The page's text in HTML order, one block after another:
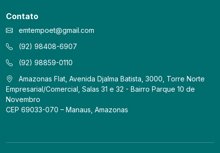
Contato
emtempoet@gmail.com
(92) 98408-6907
(92) 98859-0110
Amazonas Flat, Avenida Djalma Batista, 3000, Torre Norte
Empresarial/Comercial, Salas 31 e 32 - Bairro Parque 10 de
Novembro
CEP 69033-070 – Manaus, Amazonas